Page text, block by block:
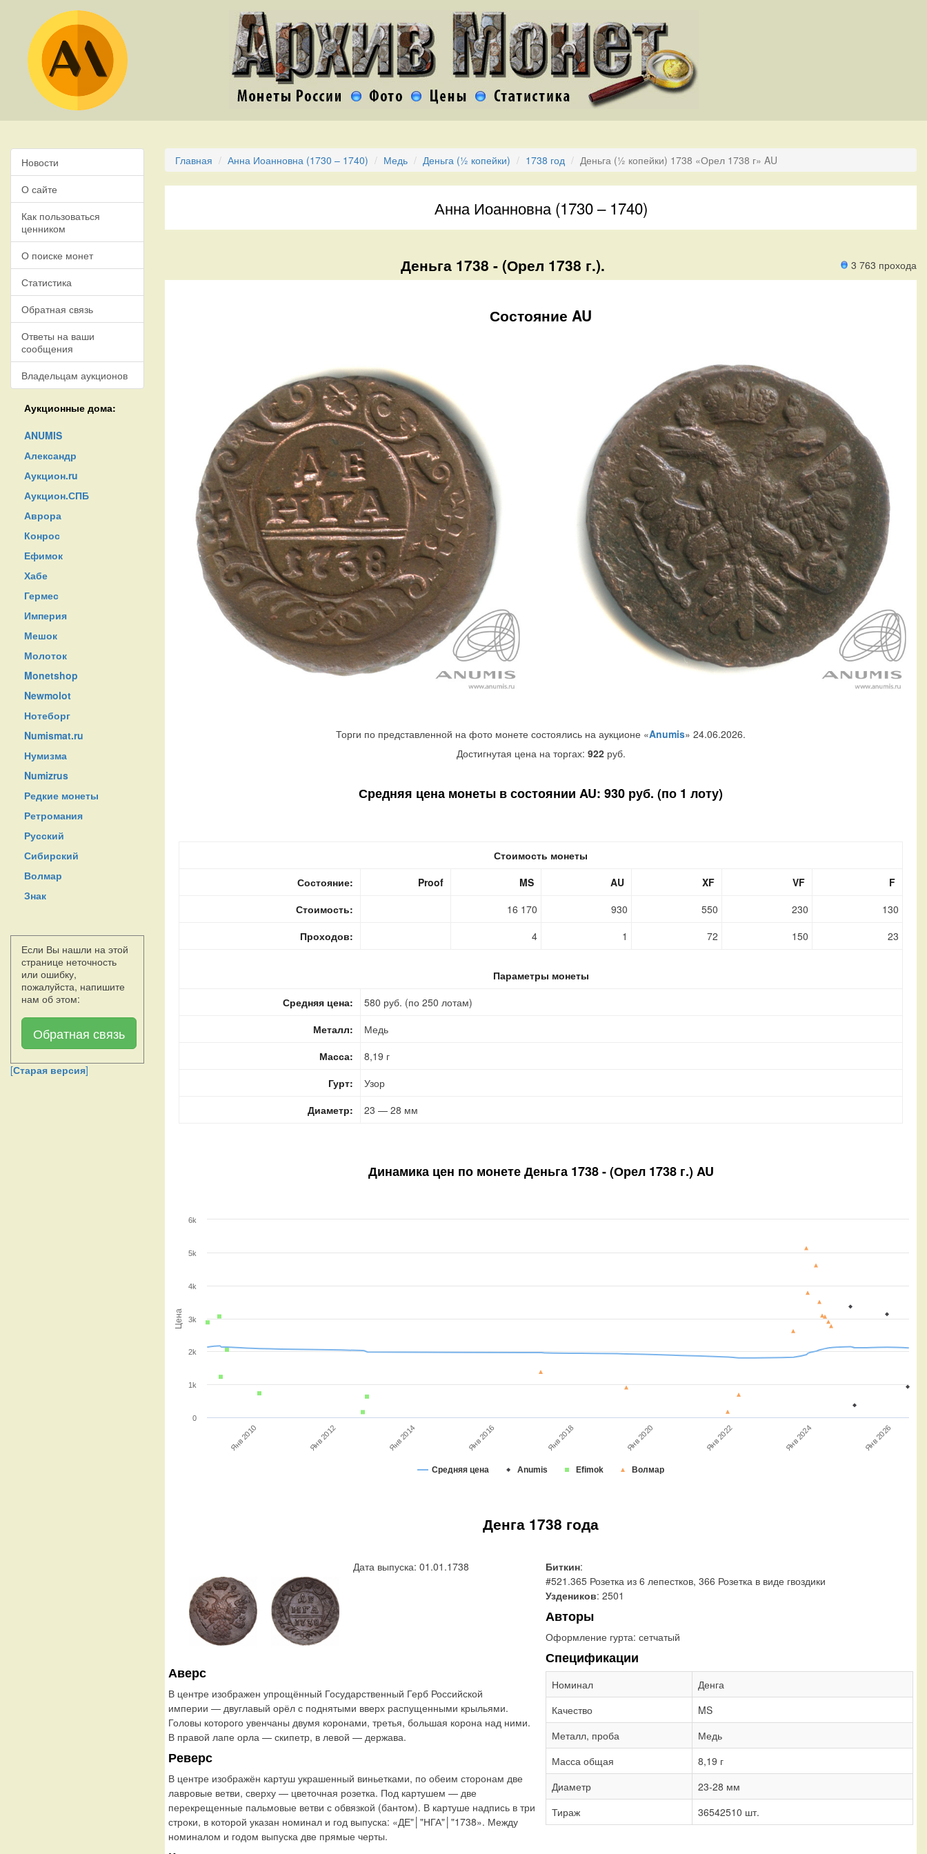
Новости
О сайте
Как пользоваться
ценником
О поиске монет
Статистика
Обратная связь
Ответы на ваши
сообщения
Владельцам аукционов
Аукционные дома:
ANUMIS
Александр
Аукцион.ru
Аукцион.СПБ
Аврора
Конрос
Ефимок
Хабе
Гермес
Империя
Мешок
Молоток
Monetshop
Newmolot
Нотеборг
Numismat.ru
Нумизма
Numizrus
Редкие монеты
Ретромания
Русский
Сибирский
Волмар
Знак
Если Вы нашли на этой
странице неточность
или ошибку,
пожалуйста, напишите
нам об этом:
Обратная связь
[Старая версия]
Главная Анна Иоанновна (1730 – 1740) Медь Деньга (½ копейки) 1738 год Деньга (½ копейки) 1738 «Орел 1738 г» AU
Анна Иоанновна (1730 – 1740)
3 763 прохода
Деньга 1738 - (Орел 1738 г.).
Состояние AU
Торги по представленной на фото монете состоялись на аукционе «Anumis» 24.06.2026.
Достигнутая цена на торгах: 922руб.
Средняя цена монеты в состоянии AU: 930 руб. (по 1 лоту)
Стоимость монеты
Состояние:
Proof MS AU XF VF
F
Стоимость:
16 170 930 550 230
130
Проходов:
4 1 72 150 23
Параметры монеты
Средняя цена:
580 руб. (по 250 лотам)
Металл:
Медь
Масса:
8,19 г
Гурт:
Узор
Диаметр:
23 — 28 мм
Динамика цен по монетеДеньга 1738 - (Орел 1738 г.) AU
Цена
Средняя цена Anumis Efimok Волмар
Янв 2010 Янв 2012 Янв 2014 Янв 2016 Янв 2018 Янв 2020 Янв 2022 Янв 2024 Янв 2026
0
1k
2k
3k
4k
5k
6k
Денга 1738 года
Дата выпуска: 01.01.1738
Аверс
В центре изображен упрощённый Государственный Герб Российской
империи — двуглавый орёл с поднятыми вверх распущенными крыльями.
Головы которого увенчаны двумя коронами, третья, большая корона над ними.
В правой лапе орла — скипетр, в левой — держава.
Реверс
В центре изображён картуш украшенный виньетками, по обеим сторонам две
лавровые ветви, сверху — цветочная розетка. Под картушем — две
перекрещенные пальмовые ветви с обвязкой (бантом). В картуше надпись в три
строки, в которой указан номинал и год выпуска: «ДЕ"│"НГА"│"1738». Между
номиналом и годом выпуска две прямые черты.
Биткин:
#521.365 Розетка из 6 лепестков, 366 Розетка в виде гвоздики
Уздеников: 2501
Авторы
Оформление гурта: сетчатый
Спецификации
Номинал
Денга
Качество
MS
Металл, проба
Медь
Масса общая
8,19 г
Диаметр
23-28 мм
Тираж
36542510 шт.